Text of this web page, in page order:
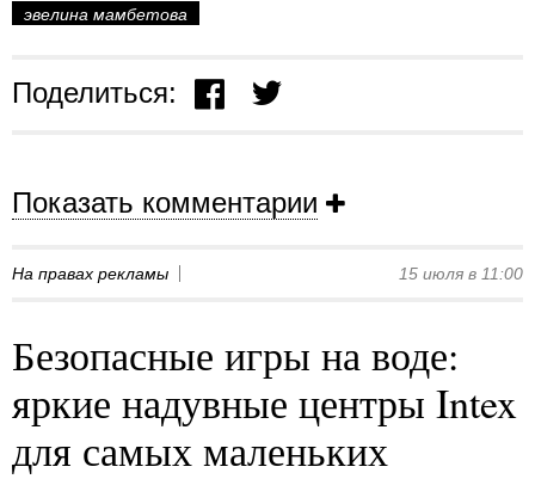
эвелина мамбетова
Поделиться:
Показать комментарии
На правах рекламы 15 июля в 11:00
Безопасные игры на воде:
яркие надувные центры Intex
для самых маленьких